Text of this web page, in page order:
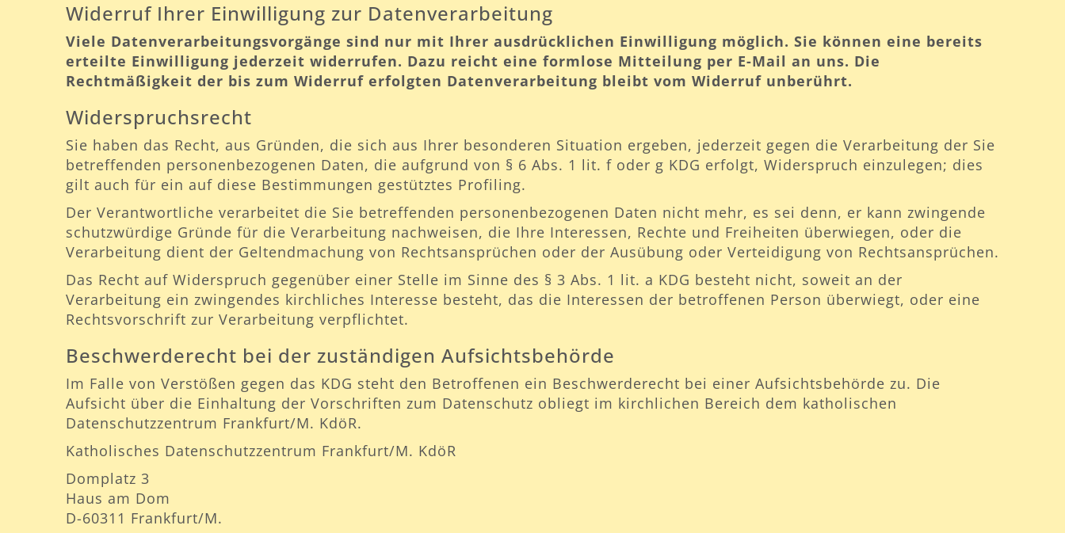
Widerruf Ihrer Einwilligung zur Datenverarbeitung
Viele Datenverarbeitungsvorgänge sind nur mit Ihrer ausdrücklichen Einwilligung möglich. Sie können eine bereits
erteilte Einwilligung jederzeit widerrufen. Dazu reicht eine formlose Mitteilung per E-Mail an uns. Die
Rechtmäßigkeit der bis zum Widerruf erfolgten Datenverarbeitung bleibt vom Widerruf unberührt.
Widerspruchsrecht
Sie haben das Recht, aus Gründen, die sich aus Ihrer besonderen Situation ergeben, jederzeit gegen die Verarbeitung der Sie
betreffenden personenbezogenen Daten, die aufgrund von § 6 Abs. 1 lit. f oder g KDG erfolgt, Widerspruch einzulegen; dies
gilt auch für ein auf diese Bestimmungen gestütztes Profiling.
Der Verantwortliche verarbeitet die Sie betreffenden personenbezogenen Daten nicht mehr, es sei denn, er kann zwingende
schutzwürdige Gründe für die Verarbeitung nachweisen, die Ihre Interessen, Rechte und Freiheiten überwiegen, oder die
Verarbeitung dient der Geltendmachung von Rechtsansprüchen oder der Ausübung oder Verteidigung von Rechtsansprüchen.
Das Recht auf Widerspruch gegenüber einer Stelle im Sinne des § 3 Abs. 1 lit. a KDG besteht nicht, soweit an der
Verarbeitung ein zwingendes kirchliches Interesse besteht, das die Interessen der betroffenen Person überwiegt, oder eine
Rechtsvorschrift zur Verarbeitung verpflichtet.
Beschwerderecht bei der zuständigen Aufsichtsbehörde
Im Falle von Verstößen gegen das KDG steht den Betroffenen ein Beschwerderecht bei einer Aufsichtsbehörde zu. Die
Aufsicht über die Einhaltung der Vorschriften zum Datenschutz obliegt im kirchlichen Bereich dem katholischen
Datenschutzzentrum Frankfurt/M. KdöR.
Katholisches Datenschutzzentrum Frankfurt/M. KdöR
Domplatz 3
Haus am Dom
D-60311 Frankfurt/M.